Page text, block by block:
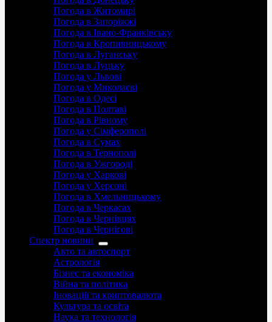
Погода в Житомирі
Погода в Запоріжжі
Погода в Івано-Франківську
Погода в Кропивницькому
Погода в Луганську
Погода в Луцьку
Погода у Львові
Погода у Миколаєві
Погода в Одесі
Погода в Полтаві
Погода в Рівному
Погода у Сімферополі
Погода в Сумах
Погода в Тернополі
Погода в Ужгороді
Погода у Харкові
Погода у Херсоні
Погода в Хмельницькому
Погода в Черкасах
Погода в Чернівцях
Погода в Чернігові
Спектр новини
Авто та автоспорт
Астрологія
Бізнес та економіка
Війна та політика
Іноваціії та криптовалюта
Культура та освіта
Наука та технологія